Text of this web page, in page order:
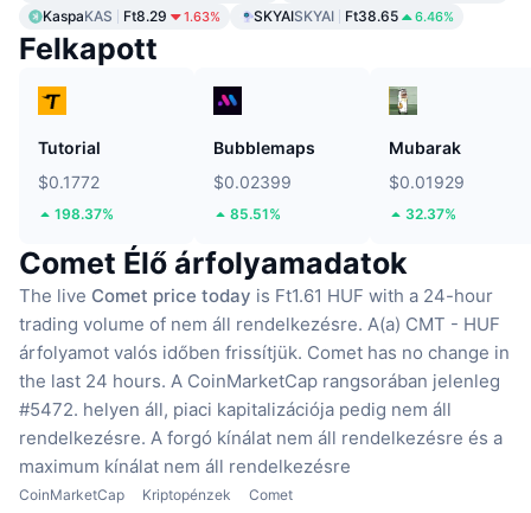
KaspaKAS Ft8.29 1.63% SKYAISKYAI Ft38.65 6.46%
Felkapott
Tutorial
$0.1772
198.37%
Bubblemaps
$0.02399
85.51%
Mubarak
$0.01929
32.37%
Comet Élő árfolyamadatok
The live Comet price today is Ft1.61 HUF with a 24-hour
trading volume of nem áll rendelkezésre. A(a) CMT - HUF
árfolyamot valós időben frissítjük. Comet has no change in
the last 24 hours. A CoinMarketCap rangsorában jelenleg
#5472. helyen áll, piaci kapitalizációja pedig nem áll
rendelkezésre. A forgó kínálat nem áll rendelkezésre és a
maximum kínálat nem áll rendelkezésre
CoinMarketCap Kriptopénzek Comet